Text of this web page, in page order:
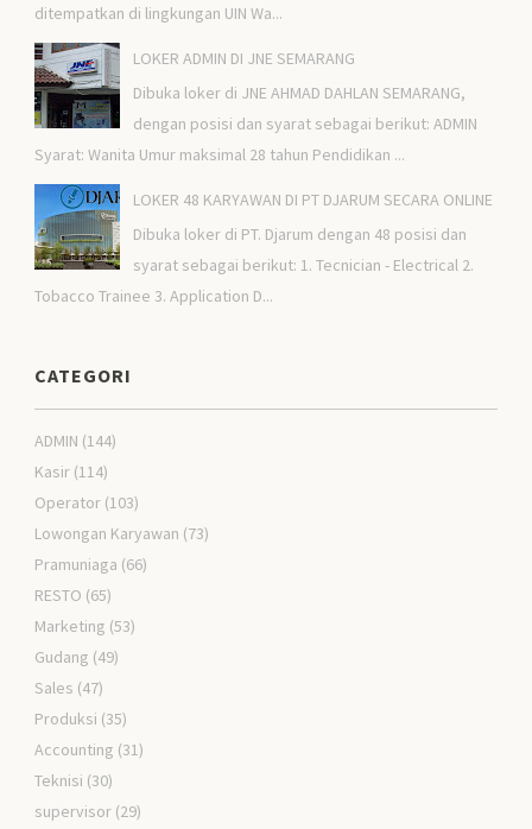
ditempatkan di lingkungan UIN Wa...
LOKER ADMIN DI JNE SEMARANG
Dibuka loker di JNE AHMAD DAHLAN SEMARANG,
dengan posisi dan syarat sebagai berikut: ADMIN
Syarat: Wanita Umur maksimal 28 tahun Pendidikan ...
LOKER 48 KARYAWAN DI PT DJARUM SECARA ONLINE
Dibuka loker di PT. Djarum dengan 48 posisi dan
syarat sebagai berikut: 1. Tecnician - Electrical 2.
Tobacco Trainee 3. Application D...
CATEGORI
ADMIN (144)
Kasir (114)
Operator (103)
Lowongan Karyawan (73)
Pramuniaga (66)
RESTO (65)
Marketing (53)
Gudang (49)
Sales (47)
Produksi (35)
Accounting (31)
Teknisi (30)
supervisor (29)